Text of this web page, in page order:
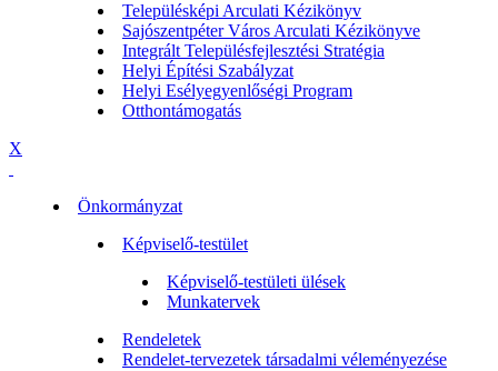
Településképi Arculati Kézikönyv
Sajószentpéter Város Arculati Kézikönyve
Integrált Településfejlesztési Stratégia
Helyi Építési Szabályzat
Helyi Esélyegyenlőségi Program
Otthontámogatás
X
Önkormányzat
Képviselő-testület
Képviselő-testületi ülések
Munkatervek
Rendeletek
Rendelet-tervezetek társadalmi véleményezése